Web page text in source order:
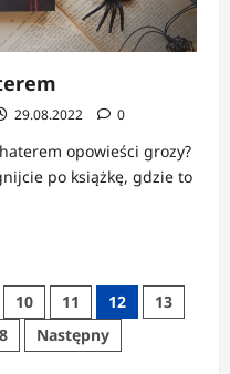
29.08.2022 0
opowieści grozy?
po książkę, gdzie to
10 11 12
13
Następny